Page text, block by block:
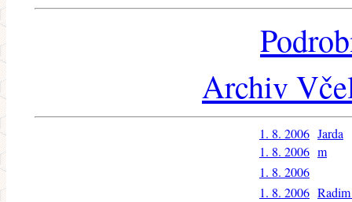
Archiv
1. 8. 2006 Jarda
1. 8. 2006 m
1. 8. 2006
1. 8. 2006